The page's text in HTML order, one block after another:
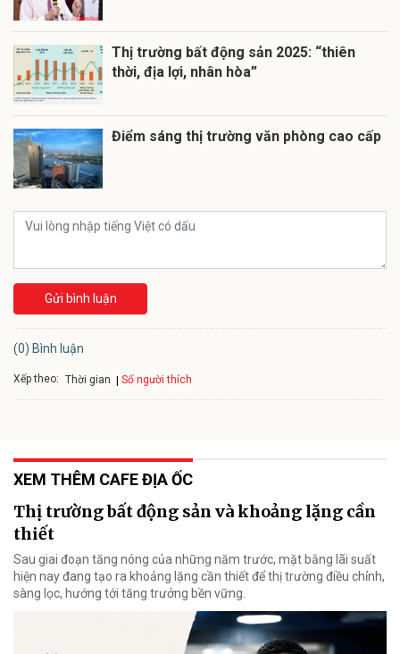
Thị trường bất động sản 2025: “thiên
thời, địa lợi, nhân hòa”
Điểm sáng thị trường văn phòng cao cấp
Gửi bình luận
(0) Bình luận
Xếp theo: Thời gian Số người thích
XEM THÊM CAFE ĐỊA ỐC
Thị trường bất động sản và khoảng lặng cần
thiết
Sau giai đoạn tăng nóng của những năm trước, mặt bằng lãi suất
hiện nay đang tạo ra khoảng lặng cần thiết để thị trường điều chỉnh,
sàng lọc, hướng tới tăng trưởng bền vững.